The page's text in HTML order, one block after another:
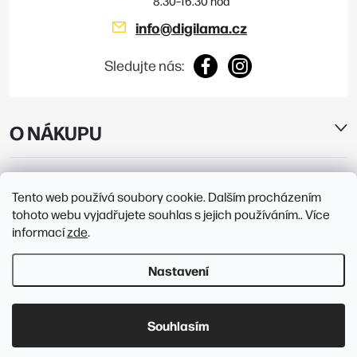
Tento web používá soubory cookie. Dalším procházením
tohoto webu vyjadřujete souhlas s jejich používáním.. Více
informacízde.
Nastavení
Souhlasím
O NÁKUPU
PRODEJNY
info@digilama.cz
Sledujte nás: